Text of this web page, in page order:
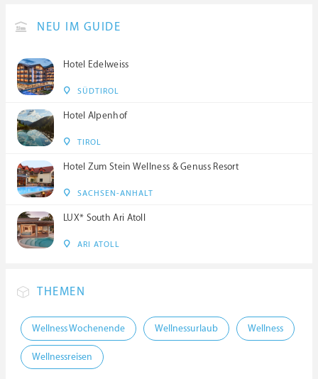
NEU IM GUIDE
Hotel Edelweiss
SÜDTIROL
Hotel Alpenhof
TIROL
Hotel Zum Stein Wellness & Genuss Resort
SACHSEN-ANHALT
LUX* South Ari Atoll
ARI ATOLL
THEMEN
Wellness Wochenende Wellnessurlaub Wellness
Wellnessreisen